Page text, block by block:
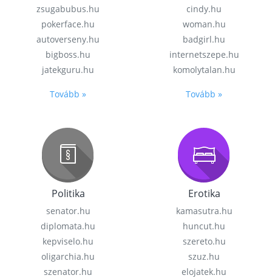
zsugabubus.hu
pokerface.hu
autoverseny.hu
bigboss.hu
jatekguru.hu
Tovább »
cindy.hu
woman.hu
badgirl.hu
internetszepe.hu
komolytalan.hu
Tovább »
Politika
senator.hu
diplomata.hu
kepviselo.hu
oligarchia.hu
szenator.hu
Erotika
kamasutra.hu
huncut.hu
szereto.hu
szuz.hu
elojatek.hu